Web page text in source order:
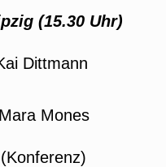
(15.30 Uhr)
Dittmann
Mones